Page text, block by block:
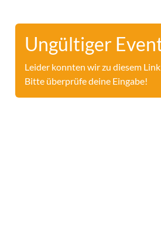
Ungültiger
Leider konnten wir zu diesem
Bitte überprüfe deine Eingabe!